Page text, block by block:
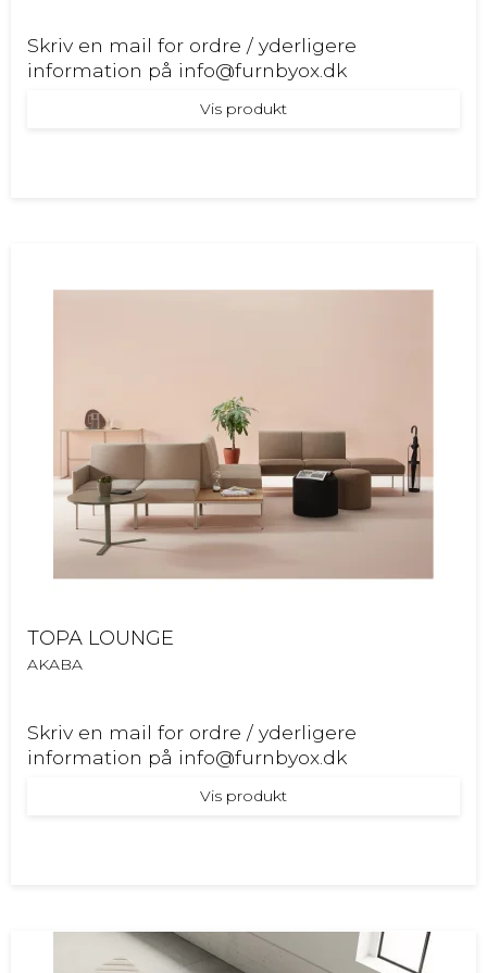
Skriv en mail for ordre / yderligere
information på info@furnbyox.dk
Vis produkt
TOPA LOUNGE
AKABA
Skriv en mail for ordre / yderligere
information på info@furnbyox.dk
Vis produkt